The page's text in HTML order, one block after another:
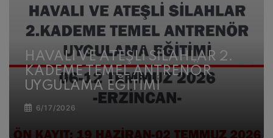
HAVALI VE ATEŞLİ SİLAHLAR 2.
KADEME TEMEL ANTRENÖR
UYGULAMA EĞİTİMİ
6/17/2026